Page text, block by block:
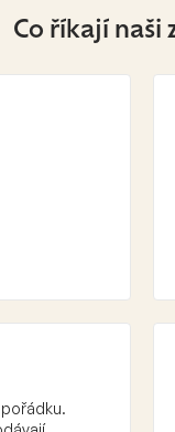
Co říkají naši